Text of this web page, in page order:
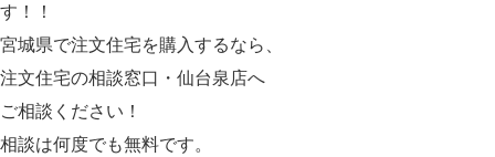
す！！
宮城県で注文住宅を購入するなら、
注文住宅の相談窓口・仙台泉店へ
ご相談ください！
相談は何度でも無料です。